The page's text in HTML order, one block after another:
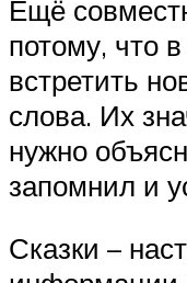
Ещё
потому, что
встретить
слова. Их
нужно
запомнил и
Сказки –